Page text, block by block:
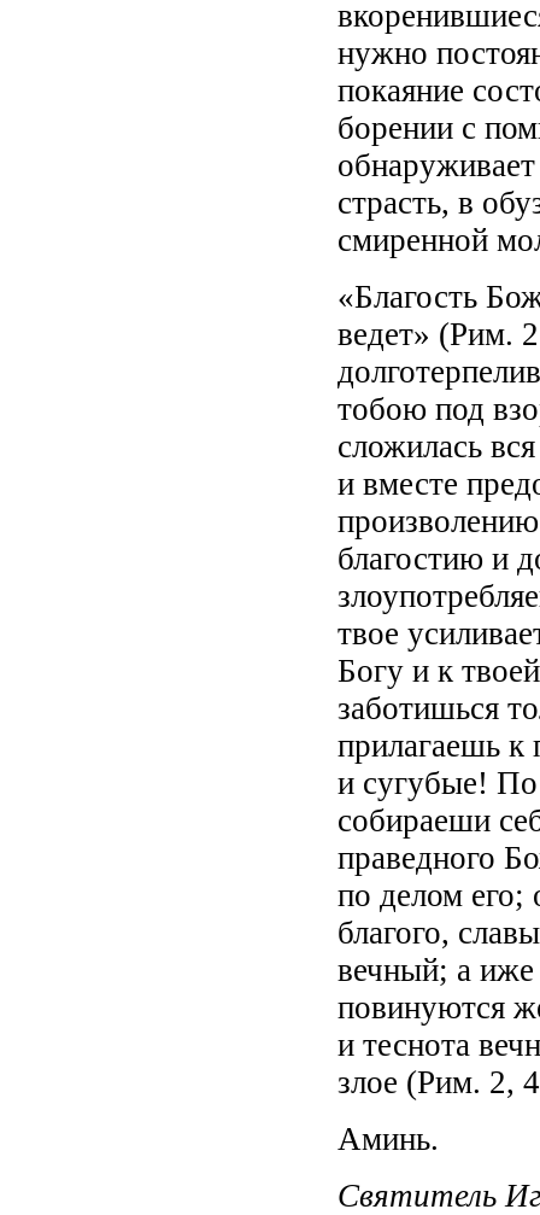
нужно
покаяние
борении с
обнаруживает
страсть, в
смиренной
«Благость
ведет» (Рим.
тобою под
сложилась
и вместе
благостию и
твое
Богу и к
заботишься
прилагаешь
и сугубые! По
собираеши
праведного
по делом его;
благого,
вечный; а иже
повинуются
и теснота
злое (Рим. 2,
Аминь.
Святитель